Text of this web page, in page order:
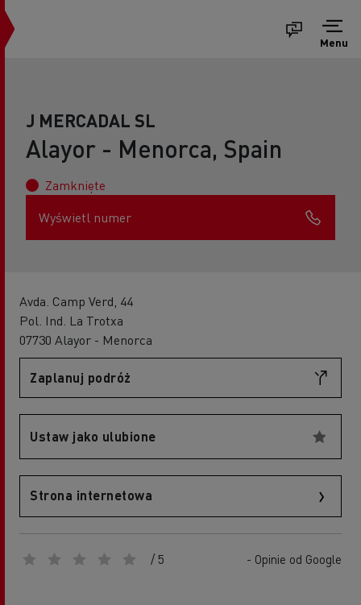
Menu
J MERCADAL SL
Alayor - Menorca, Spain
Zamknięte
Wyświetl numer
Avda. Camp Verd, 44
Pol. Ind. La Trotxa
07730 Alayor - Menorca
Zaplanuj podróż
Ustaw jako ulubione
Strona internetowa
/ 5 - Opinie od Google